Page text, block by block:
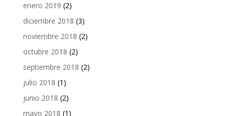
enero 2019 (2)
diciembre 2018 (3)
noviembre 2018 (2)
octubre 2018 (2)
septiembre 2018 (2)
julio 2018 (1)
junio 2018 (2)
mayo 2018 (1)